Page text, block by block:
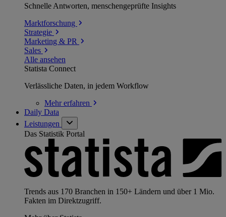
Schnelle Antworten, menschengeprüfte Insights
Marktforschung
Strategie
Marketing & PR
Sales
Alle ansehen
Statista Connect
Verlässliche Daten, in jedem Workflow
Mehrerfahren
Daily Data
Leistungen
Das Statistik Portal
Trends aus 170 Branchen in 150+ Ländern und über 1 Mio.
Fakten im Direktzugriff.